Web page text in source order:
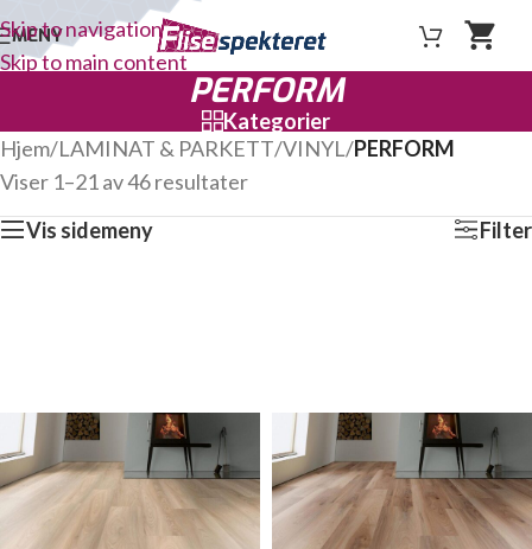
Skip to navigation
Skip to main content
MENY
PERFORM
Kategorier
Hjem/LAMINAT & PARKETT/VINYL/PERFORM
Viser 1–21 av 46 resultater
Vis sidemeny
Filter